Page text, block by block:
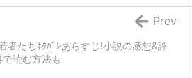
者たちﾈﾀﾊﾞﾚあらすじ!小説の感想&評
読む方法も
Prev